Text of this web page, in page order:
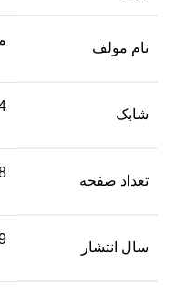
نام مولف
شابک
تعداد صفحه
سال انتشار